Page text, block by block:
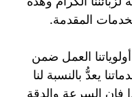
المقدمة.
العمل ضمن
يعدُّ بالنسبة لنا
فإن السرعة والدقة